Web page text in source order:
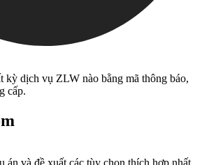
kỳ dịch vụ ZLW nào bằng mã thông báo,
cấp.
án và đề xuất các tùy chọn thích hợp nhất